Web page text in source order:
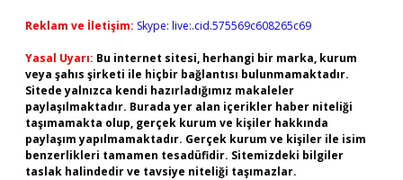
Reklam ve İletişim: Skype: live:.cid.575569c608265c69
Yasal Uyarı: Bu internet sitesi, herhangi bir marka, kurum
veya şahıs şirketi ile hiçbir bağlantısı bulunmamaktadır.
Sitede yalnızca kendi hazırladığımız makaleler
paylaşılmaktadır. Burada yer alan içerikler haber niteliği
taşımamakta olup, gerçek kurum ve kişiler hakkında
paylaşım yapılmamaktadır. Gerçek kurum ve kişiler ile isim
benzerlikleri tamamen tesadüfidir. Sitemizdeki bilgiler
taslak halindedir ve tavsiye niteliği taşımazlar.